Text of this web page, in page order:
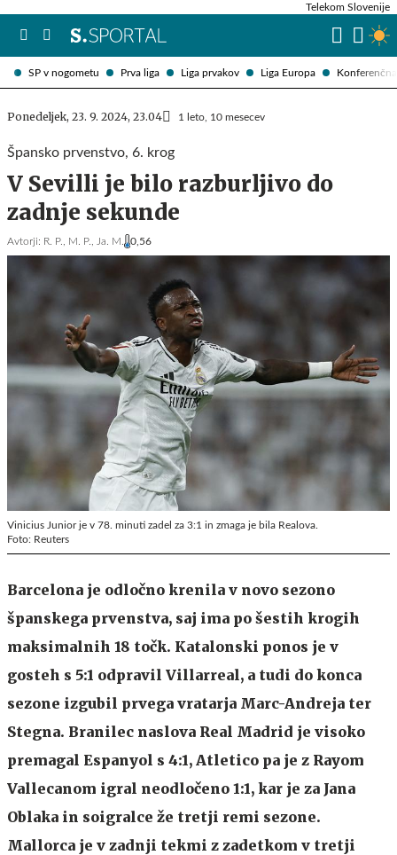
SP v nogometu Prva liga Liga prvakov Liga Europa
Telekom Slovenije
Ponedeljek, 23. 9. 2024, 23.04 1 leto, 10 mesecev
Špansko prvenstvo, 6. krog
V Sevilli je bilo razburljivo do
zadnje sekunde
Avtorji: R. P., M. P., Ja. M. 0,56
Vinicius Junior je v 78. minuti zadel za 3:1 in zmaga je bila Realova.
Foto: Reuters
Barcelona je odločno krenila v novo sezono
španskega prvenstva, saj ima po šestih krogih
maksimalnih 18 točk. Katalonski ponos je v
gosteh s 5:1 odpravil Villarreal, a tudi do konca
sezone izgubil prvega vratarja Marc-Andreja ter
Stegna. Branilec naslova Real Madrid je visoko
premagal Espanyol s 4:1, Atletico pa je z Rayom
Vallecanom igral neodločeno 1:1, kar je za Jana
Oblaka in soigralce že tretji remi sezone.
Mallorca je v zadnji tekmi z zadetkom v tretji